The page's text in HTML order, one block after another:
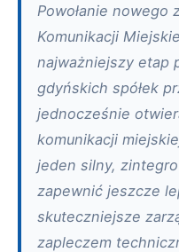
Powołanie nowego
Komunikacji
najważniejszy etap
gdyńskich spółek
jednocześnie
komunikacji
jeden silny,
zapewnić jeszcze
skuteczniejsze
zapleczem